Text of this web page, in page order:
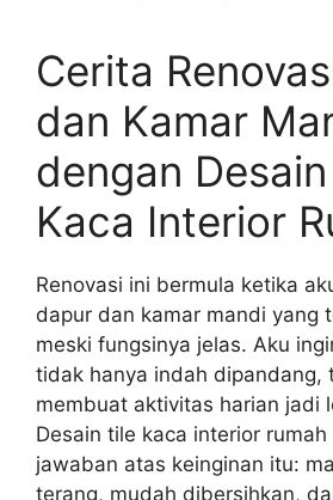
Cerita
dan Kamar
dengan
Kaca Interior
Renovasi ini bermula ketika
dapur dan kamar mandi yang
meski fungsinya jelas. Aku
tidak hanya indah dipandang,
membuat aktivitas harian jadi
Desain tile kaca interior
jawaban atas keinginan itu:
terang, mudah dibersihkan,